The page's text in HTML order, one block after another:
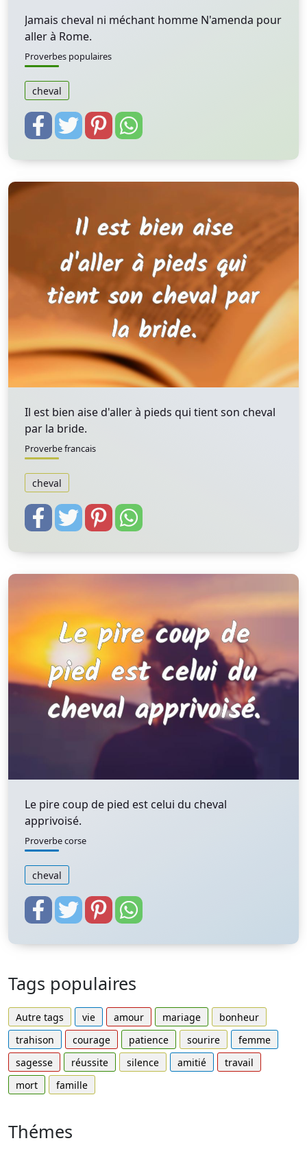
Jamais cheval ni méchant homme N'amenda pour
aller à Rome.
Proverbes populaires
cheval
Il est bien aise d'aller à pieds qui tient son cheval
par la bride.
Proverbe francais
cheval
Le pire coup de pied est celui du cheval
apprivoisé.
Proverbe corse
cheval
Tags populaires
Autre tags vie amour mariage
bonheur
trahison
courage patience sourire
femme
sagesse
réussite silence amitié
travail
mort
famille
Thémes